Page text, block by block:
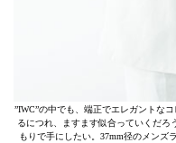
”IWC”の中でも、端正でエレガントな
るにつれ、ますます似合っていくだ
もりで手にしたい。37mm径のメンズ